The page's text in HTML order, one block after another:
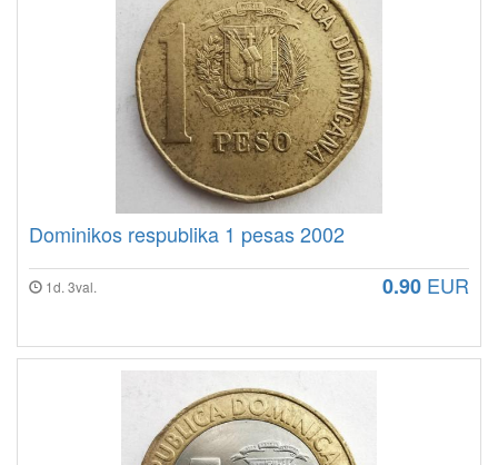
Dominikos respublika 1 pesas 2002
1d. 3val. 0.90 EUR